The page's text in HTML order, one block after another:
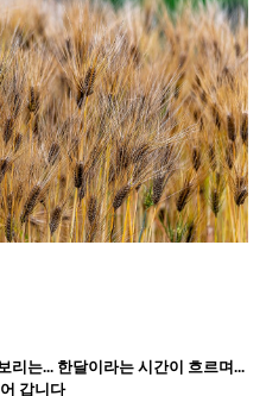
리는... 한달이라는 시간이 흐르며...
갑니다